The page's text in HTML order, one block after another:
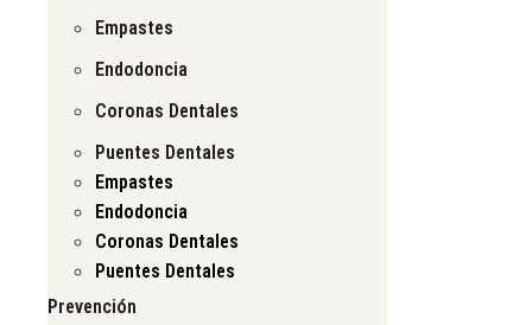
Empastes
Endodoncia
Coronas Dentales
Puentes Dentales
Empastes
Endodoncia
Coronas Dentales
Puentes Dentales
Prevención